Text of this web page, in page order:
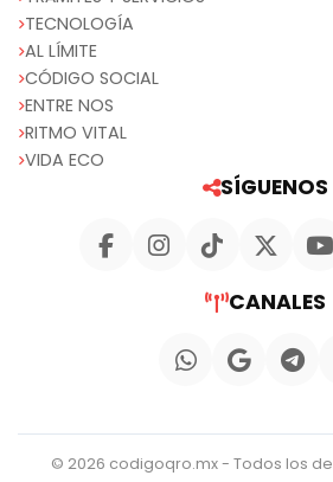
TECNOLOGÍA
AL LÍMITE
CÓDIGO SOCIAL
ENTRE NOS
RITMO VITAL
VIDA ECO
SÍGUENOS
CANALES
© 2026 codigoqro.mx - Todos los